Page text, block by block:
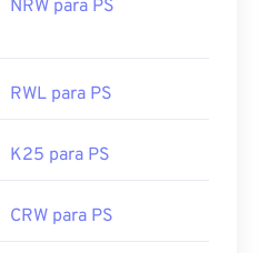
NRW para PS
RWL para PS
K25 para PS
CRW para PS